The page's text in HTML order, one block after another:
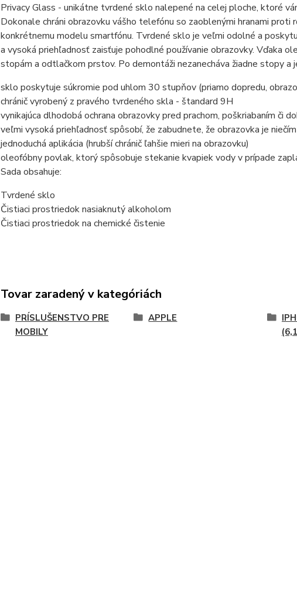
Privacy Glass - unikátne tvrdené sklo nalepené na celej ploche, ktoré
Dokonale chráni obrazovku vášho telefónu so zaoblenými hranami proti
konkrétnemu modelu smartfónu. Tvrdené sklo je veľmi odolné a
a vysoká priehľadnosť zaisťuje pohodlné používanie obrazovky. Vďaka
stopám a odtlačkom prstov. Po demontáži nezanecháva žiadne stopy a
sklo poskytuje súkromie pod uhlom 30 stupňov (priamo dopredu,
chránič vyrobený z pravého tvrdeného skla - štandard 9H
vynikajúca dlhodobá ochrana obrazovky pred prachom, poškriabaním či
veľmi vysoká priehľadnosť spôsobí, že zabudnete, že obrazovka je niečím
jednoduchá aplikácia (hrubší chránič ľahšie mieri na obrazovku)
oleofóbny povlak, ktorý spôsobuje stekanie kvapiek vody v prípade
Sada obsahuje:
Tvrdené sklo
Čistiaci prostriedok nasiaknutý alkoholom
Čistiaci prostriedok na chemické čistenie
Tovar zaradený v kategóriách
PRÍSLUŠENSTVO PRE
MOBILY
APPLE